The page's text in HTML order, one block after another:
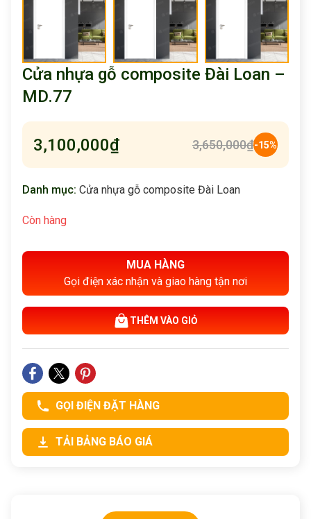
Cửa nhựa gỗ composite Đài Loan –
MD.77
3,100,000₫ 3,650,000₫-15%
Danh mục: Cửa nhựa gỗ composite Đài Loan
Còn hàng
MUA HÀNG
Gọi điện xác nhận và giao hàng tận nơi
THÊM VÀO GIỎ
GỌI ĐIỆN ĐẶT HÀNG
TẢI BẢNG BÁO GIÁ